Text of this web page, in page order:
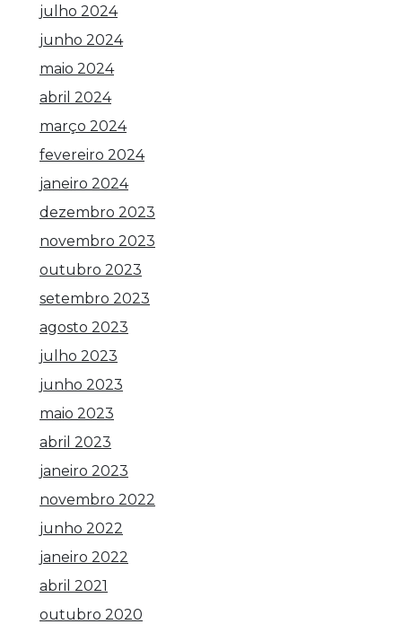
julho 2024
junho 2024
maio 2024
abril 2024
março 2024
fevereiro 2024
janeiro 2024
dezembro 2023
novembro 2023
outubro 2023
setembro 2023
agosto 2023
julho 2023
junho 2023
maio 2023
abril 2023
janeiro 2023
novembro 2022
junho 2022
janeiro 2022
abril 2021
outubro 2020